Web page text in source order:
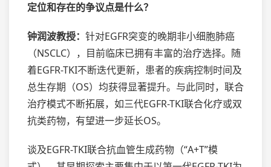
定位和存在的争议点是什么？
钟润波教授： 针对EGFR突变的晚期非小细胞肺癌
（NSCLC），目前临床已拥有丰富的治疗选择。随
着EGFR-TKI不断迭代更新，患者的疾病控制时间及
总生存期（OS）均获得显著提升。与此同时，联合
治疗模式不断拓展，如三代EGFR-TKI联合化疗或双
抗类药物，有望进一步延长OS。
谈及EGFR-TKI联合抗血管生成药物（“A+T”模